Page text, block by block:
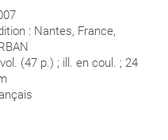
: Nantes, France,
(47 p.) ; ill. en coul. ; 24